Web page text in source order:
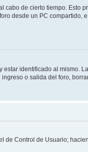
de cierto tiempo. Esto
desde un PC compartido,
identificado al mismo.
o salida del foro,
de Control de Usuario;